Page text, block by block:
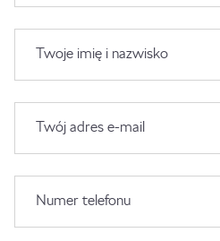
Twoje imię i nazwisko
Twój adres e-mail
Numer telefonu